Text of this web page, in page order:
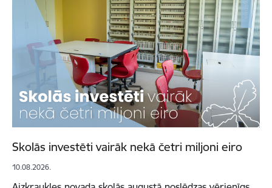
Skolās investēti vairāk nekā četri miljoni eiro
10.08.2026.